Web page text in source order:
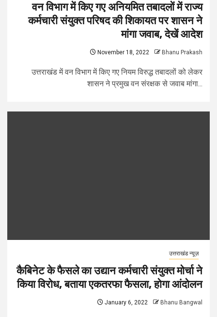
वन विभाग में किए गए अनियमित तबादलों में राज्य
कर्मचारी संयुक्त परिषद की शिकायत पर शासन ने
मांगा जवाब, देखें आदेश
November 18, 2022 Bhanu Prakash
उत्तराखंड में वन विभाग में किए गए नियम विरुद्ध तबादलों को लेकर
शासन ने प्रमुख वन संरक्षक से जवाब मांगा...
उत्तराखंड न्यूज़
कैबिनेट के फैसले का उद्यान कर्मचारी संयुक्त मोर्चा ने
किया विरोध, बताया एकतरफा फैसला, होगा आंदोलन
January 6, 2022 Bhanu Bangwal